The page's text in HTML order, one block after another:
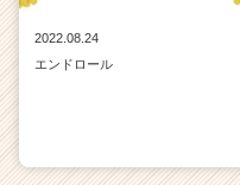
2022.08.24
エンドロール